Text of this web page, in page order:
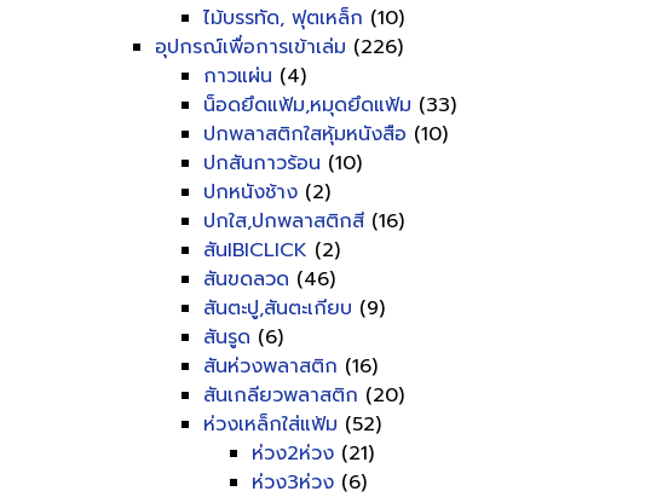
ไม้บรรทัด, ฟุตเหล็ก (10)
อุปกรณ์เพื่อการเข้าเล่ม (226)
กาวแผ่น (4)
น็อดยึดแฟ้ม,หมุดยึดแฟ้ม (33)
ปกพลาสติกใสหุ้มหนังสือ (10)
ปกสันกาวร้อน (10)
ปกหนังช้าง (2)
ปกใส,ปกพลาสติกสี (16)
สันIBICLICK (2)
สันขดลวด (46)
สันตะปู,สันตะเกียบ (9)
สันรูด (6)
สันห่วงพลาสติก (16)
สันเกลียวพลาสติก (20)
ห่วงเหล็กใส่แฟ้ม (52)
ห่วง2ห่วง (21)
ห่วง3ห่วง (6)